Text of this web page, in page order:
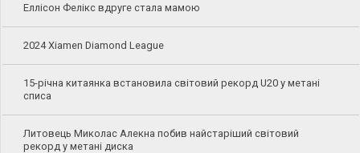
Еллісон Фелікс вдруге стала мамою
2024 Xiamen Diamond League
15-річна китаянка встановила світовий рекорд U20 у метані
списа
Литовець Миколас Алекна побив найстаріший світовий
рекорд у метані диска